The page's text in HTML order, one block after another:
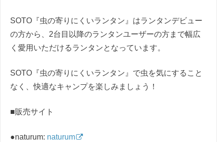
SOTO『虫の寄りにくいランタン』はランタンデビュー
の方から、2台目以降のランタンユーザーの方まで幅広
く愛用いただけるランタンとなっています。
SOTO『虫の寄りにくいランタン』で虫を気にすること
なく、快適なキャンプを楽しみましょう！
■販売サイト
●naturum: naturum